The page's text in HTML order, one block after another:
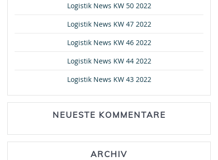
Logistik News KW 50 2022
Logistik News KW 47 2022
Logistik News KW 46 2022
Logistik News KW 44 2022
Logistik News KW 43 2022
NEUESTE KOMMENTARE
ARCHIV